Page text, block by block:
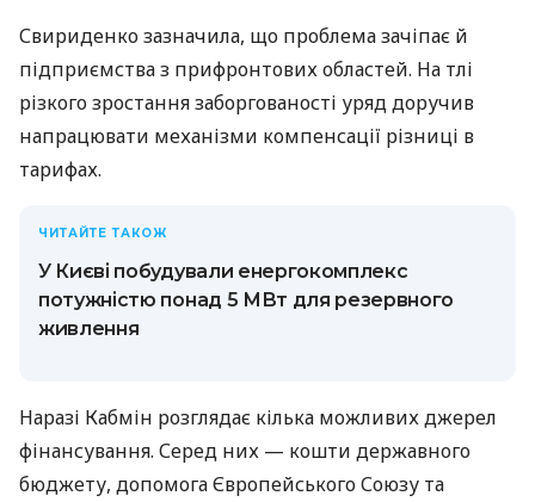
Свириденко зазначила, що проблема зачіпає й
підприємства з прифронтових областей. На тлі
різкого зростання заборгованості уряд доручив
напрацювати механізми компенсації різниці в
тарифах.
ЧИТАЙТЕ ТАКОЖ
У Києві побудували енергокомплекс
потужністю понад 5 МВт для резервного
живлення
Наразі Кабмін розглядає кілька можливих джерел
фінансування. Серед них — кошти державного
бюджету, допомога Європейського Союзу та